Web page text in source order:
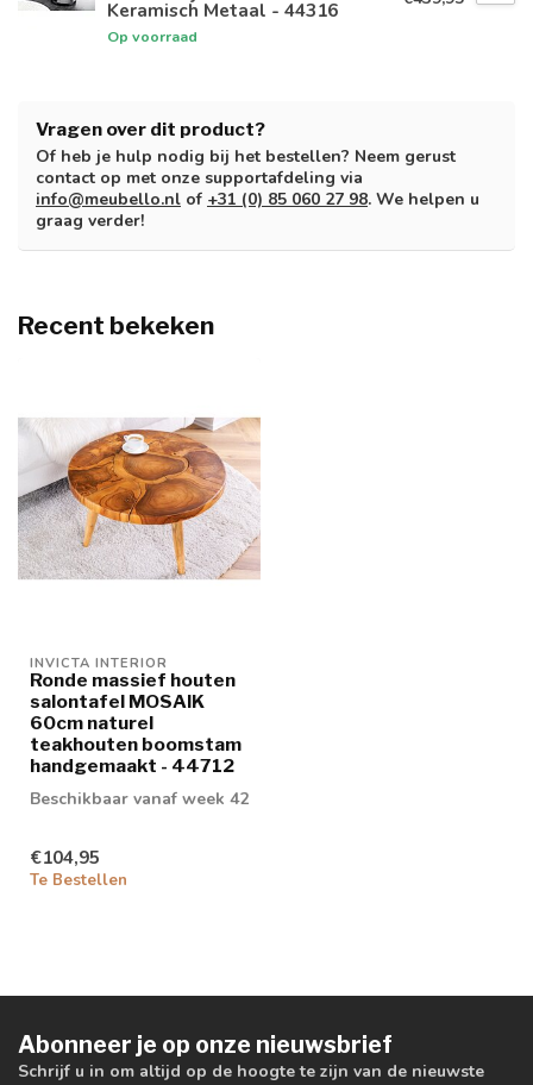
Keramisch Metaal - 44316
Op voorraad
Vragen over dit product?
Of heb je hulp nodig bij het bestellen? Neem gerust
contact op met onze supportafdeling via
info@meubello.nl of +31 (0) 85 060 27 98. We helpen u
graag verder!
Recent bekeken
INVICTA INTERIOR
Ronde massief houten
salontafel MOSAIK
60cm naturel
teakhouten boomstam
handgemaakt - 44712
Beschikbaar vanaf week 42
€104,95
Te Bestellen
Abonneer je op onze nieuwsbrief
Schrijf u in om altijd op de hoogte te zijn van de nieuwste